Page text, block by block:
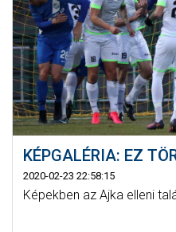
KÉPGALÉRIA: EZ
2020-02-23 22:58:15
Képekben az Ajka elleni